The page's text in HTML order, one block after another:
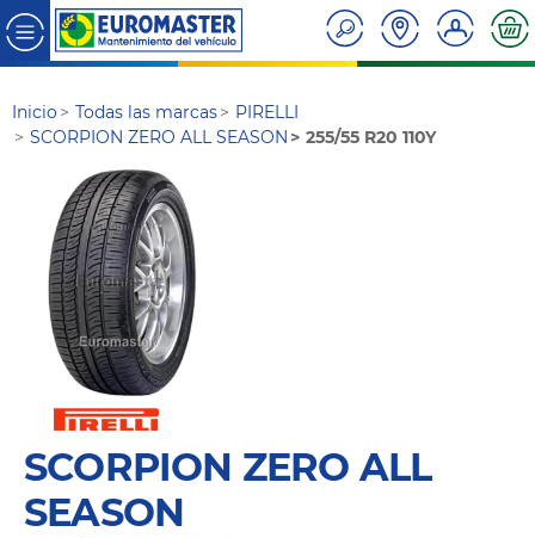
Inicio Todas las marcas
PIRELLI
SCORPION ZERO ALL SEASON
255/55 R20 110Y
SCORPION ZERO ALL
SEASON